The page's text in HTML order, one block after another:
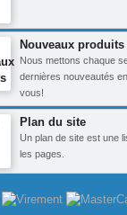
Nouveaux produits
Nous mettons chaque
dernières nouveautés
vous!
Plan du site
Un plan de site est une
les pages.